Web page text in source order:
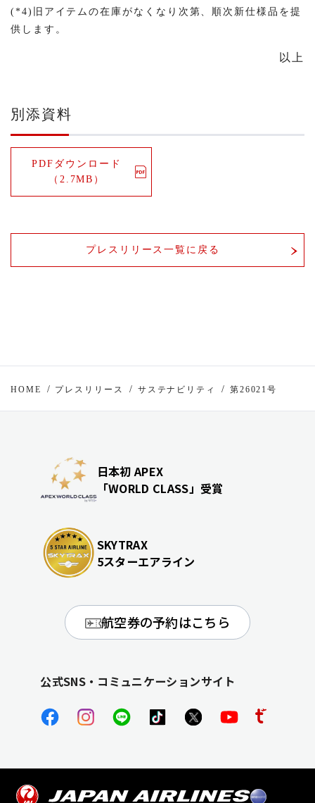
(*4)旧アイテムの在庫がなくなり次第、順次新仕様品を提
供します。
以上
別添資料
PDFダウンロード
（2.7MB）
プレスリリース一覧に戻る
HOME プレスリリース サステナビリティ 第26021号
日本初 APEX
「WORLD CLASS」受賞
SKYTRAX
5スターエアライン
航空券の予約はこちら
公式SNS・コミュニケーションサイト